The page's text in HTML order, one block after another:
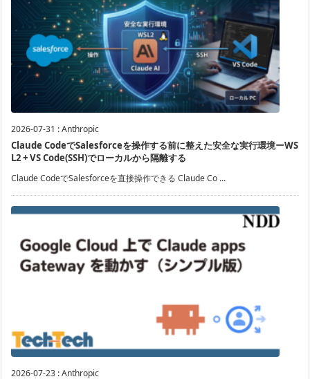
2026-07-31 :Anthropic
Claude CodeでSalesforceを操作する前に整えた安全な実行環境ーWS
L2 + VS Code(SSH)でローカルから隔離する
Claude CodeでSalesforceを直接操作できる Claude Co ...
2026-07-23 :Anthropic